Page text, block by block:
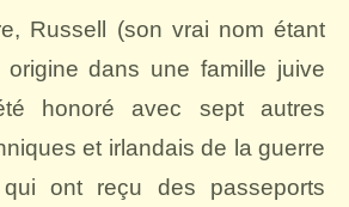
Russell (son vrai nom étant
dans une famille juive
honoré avec sept autres
et irlandais de la guerre
ont reçu des passeports